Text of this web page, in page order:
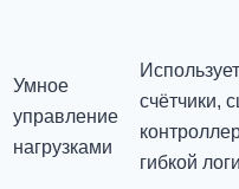
Умное
управление
нагрузками
счётчики,
гибкой